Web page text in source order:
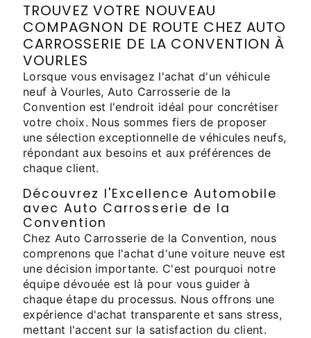
TROUVEZ VOTRE NOUVEAU
COMPAGNON DE ROUTE CHEZ AUTO
CARROSSERIE DE LA CONVENTION À
VOURLES
Lorsque vous envisagez l'achat d'un véhicule
neuf à Vourles, Auto Carrosserie de la
Convention est l'endroit idéal pour concrétiser
votre choix. Nous sommes fiers de proposer
une sélection exceptionnelle de véhicules neufs,
répondant aux besoins et aux préférences de
chaque client.
Découvrez l'Excellence Automobile
avec Auto Carrosserie de la
Convention
Chez Auto Carrosserie de la Convention, nous
comprenons que l'achat d'une voiture neuve est
une décision importante. C'est pourquoi notre
équipe dévouée est là pour vous guider à
chaque étape du processus. Nous offrons une
expérience d'achat transparente et sans stress,
mettant l'accent sur la satisfaction du client.